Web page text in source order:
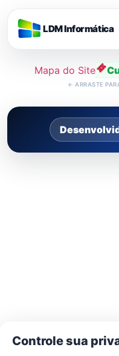
LDM Informática
Mapa do Site
← ARRASTE
Controle sua